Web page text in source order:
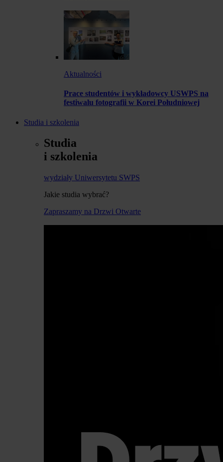
Aktualności
Prace studentów i wykładowcy USWPS na
festiwalu fotografii w Korei Południowej
Studia i szkolenia
Studia
i szkolenia
wydziały Uniwersytetu SWPS
Jakie studia wybrać?
Zapraszamy na Drzwi Otwarte